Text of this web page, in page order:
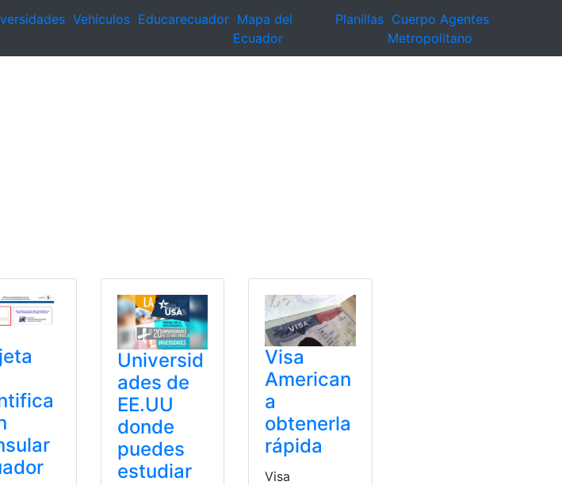
Vehículos Educarecuador Mapa del
Ecuador
Planillas Cuerpo Agentes
Metropolitano
Universid
ades de
EE.UU
donde
puedes
estudiar
Visa
American
a
obtenerla
rápida
Visa